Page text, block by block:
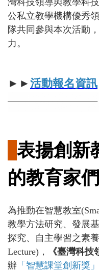
灣科技領導與教學科
公私立教學機構優秀
隊共同參與本次活動
力。
►► 活動報名資訊
表揚創新
的教育家們
為推動在智慧教室
教學方法研究、發展
探究、自主學習之素
Lecture)，
《臺灣科技
辦 「智慧課堂創新獎」